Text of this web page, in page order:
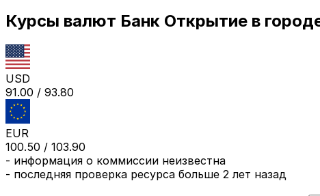
Курсы валют Банк Открытие в
USD
91.00 / 93.80
EUR
100.50 / 103.90
- информация о коммиссии неизвестна
- последняя проверка ресурса больше 2 лет назад